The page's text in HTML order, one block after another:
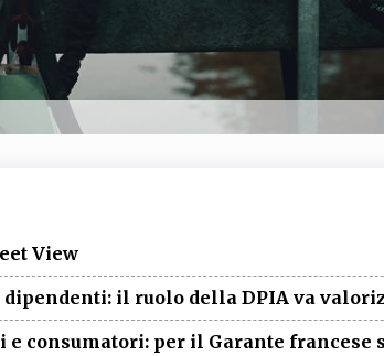
View
il ruolo della DPIA va
e consumatori: per il Garante francese